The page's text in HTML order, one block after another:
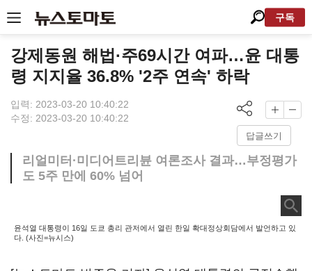
구독
강제동원 해법·주69시간 여파…윤 대통
령 지지율 36.8% '2주 연속' 하락
입력: 2023-03-20 10:40:22
수정: 2023-03-20 10:40:22
답글쓰기
리얼미터·미디어트리뷴 여론조사 결과…부정평가
도 5주 만에 60% 넘어
윤석열 대통령이 16일 도쿄 총리 관저에서 열린 한일 확대정상회담에서 발언하고 있
다. (사진=뉴시스)